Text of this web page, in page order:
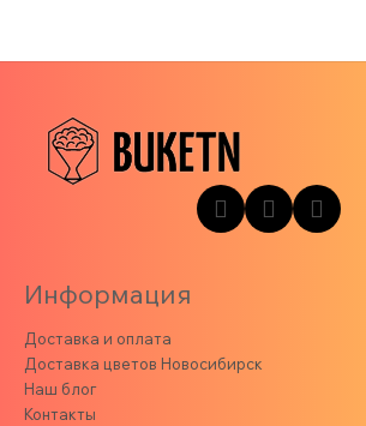
Информация
Доставка и оплата
Доставка цветов Новосибирск
Наш блог
Контакты